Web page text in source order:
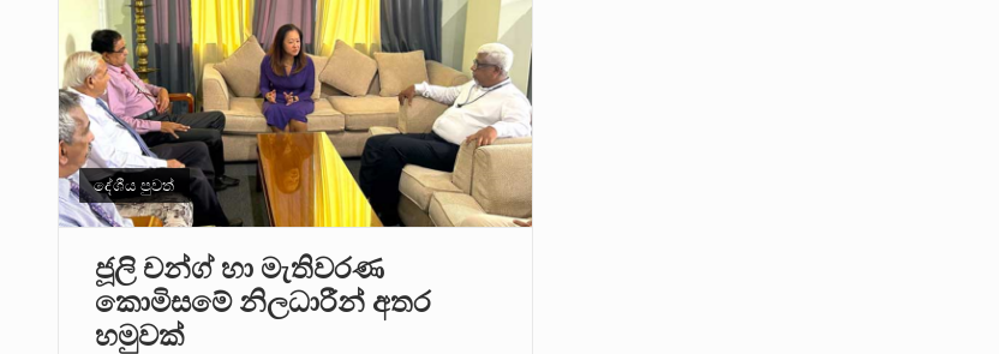
දේශීය පුවත්
ජූලි චන්ග් හා මැතිවරණ
කොමිසමේ නිලධාරීන් අතර
හමුවක්